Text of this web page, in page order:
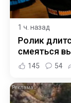
1 ч. назад
Ролик
смеяться
145 54